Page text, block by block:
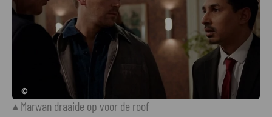
©
Marwan draaide op voor de roof